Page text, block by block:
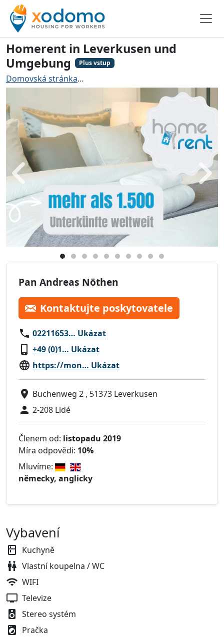
Homerent in Leverkusen und
Umgebung
Plus vstup
Domovská stránka
Zadní Dále
Pan Andreas Nöthen
Kontaktujte poskytovatele
02211653… Ukázat
+49 (0)1… Ukázat
https://mon… Ukázat
Buchenweg 2 , 51373 Leverkusen
2-208 Lidé
Členem od: listopadu 2019
Míra odpovědi: 10%
Mluvíme:
německy, anglicky
Vybavení
Kuchyně
Vlastní koupelna / WC
WIFI
Televize
Stereo systém
Pračka